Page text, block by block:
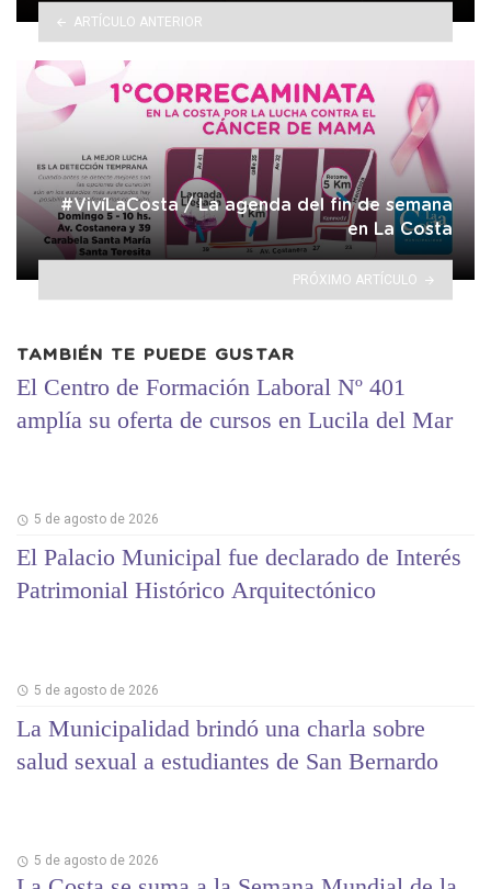
ARTÍCULO ANTERIOR
#VivíLaCosta / La agenda del fin de semana
en La Costa
PRÓXIMO ARTÍCULO
TAMBIÉN TE PUEDE GUSTAR
El Centro de Formación Laboral Nº 401
amplía su oferta de cursos en Lucila del Mar
5 de agosto de 2026
El Palacio Municipal fue declarado de Interés
Patrimonial Histórico Arquitectónico
5 de agosto de 2026
La Municipalidad brindó una charla sobre
salud sexual a estudiantes de San Bernardo
5 de agosto de 2026